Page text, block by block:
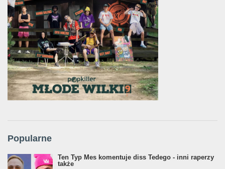
Popularne
Ten Typ Mes komentuje diss Tedego - inni raperzy
także